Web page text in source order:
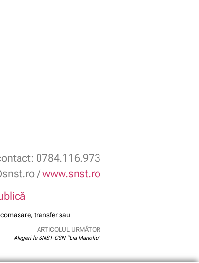
0784.116.973
/www.snst.ro
transfer sau
ARTICOLUL URMĂTOR
Alegeri la SNST-CSN “Lia Manoliu”